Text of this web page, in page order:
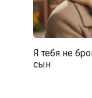
Я тебя не
сын